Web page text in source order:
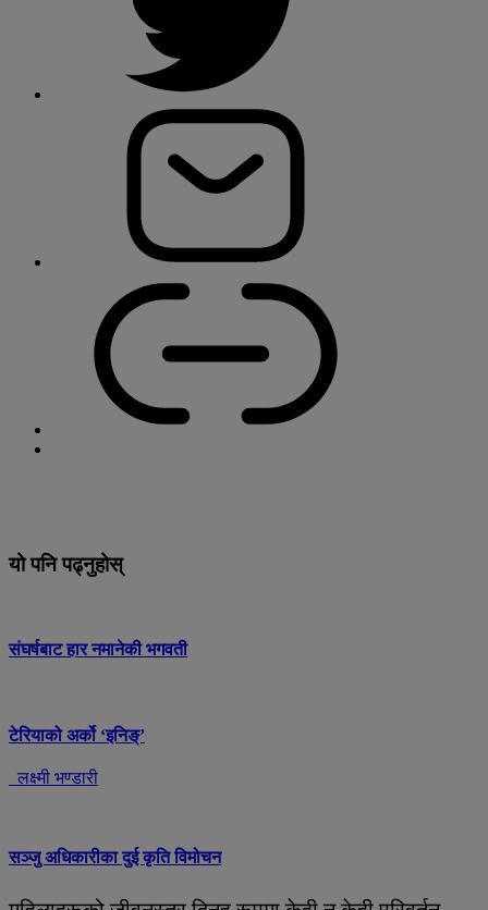
यो पनि पढ्नुहोस्
संघर्षबाट हार नमानेकी भगवती
टेरियाको अर्को ‘इनिङ्’
लक्ष्मी भण्डारी
सञ्जु अधिकारीका दुई कृति विमोचन